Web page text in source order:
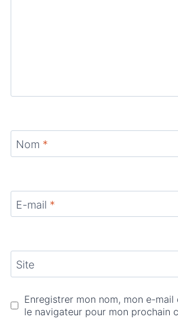
Nom *
E-mail *
Site
Enregistrer mon nom, mon e-
le navigateur pour mon prochain